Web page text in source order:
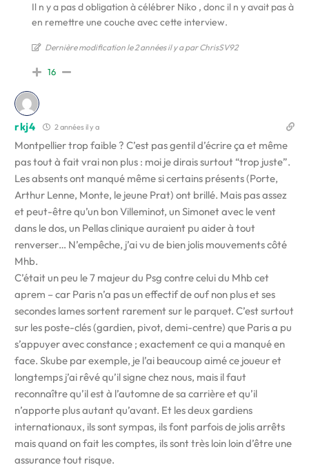
Il n y a pas d obligation à célébrer Niko , donc il n y avait pas à
en remettre une couche avec cette interview.
Dernière modification le 2 années il y a par ChrisSV92
16
rkj4 2 années il y a
Montpellier trop faible ? C’est pas gentil d’écrire ça et même
pas tout à fait vrai non plus : moi je dirais surtout “trop juste”.
Les absents ont manqué même si certains présents (Porte,
Arthur Lenne, Monte, le jeune Prat) ont brillé. Mais pas assez
et peut-être qu’un bon Villeminot, un Simonet avec le vent
dans le dos, un Pellas clinique auraient pu aider à tout
renverser… N’empêche, j’ai vu de bien jolis mouvements côté
Mhb.
C’était un peu le 7 majeur du Psg contre celui du Mhb cet
aprem – car Paris n’a pas un effectif de ouf non plus et ses
secondes lames sortent rarement sur le parquet. C’est surtout
sur les poste-clés (gardien, pivot, demi-centre) que Paris a pu
s’appuyer avec constance ; exactement ce qui a manqué en
face. Skube par exemple, je l’ai beaucoup aimé ce joueur et
longtemps j’ai rêvé qu’il signe chez nous, mais il faut
reconnaître qu’il est à l’automne de sa carrière et qu’il
n’apporte plus autant qu’avant. Et les deux gardiens
internationaux, ils sont sympas, ils font parfois de jolis arrêts
mais quand on fait les comptes, ils sont très loin loin d’être une
assurance tout risque.